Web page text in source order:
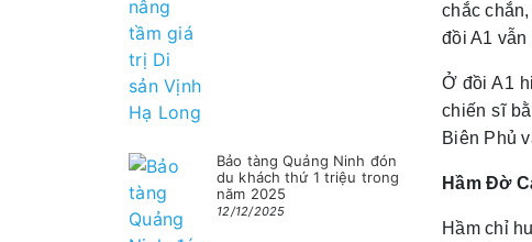
Bảo tàng Quảng Ninh đón
du khách thứ 1 triệu trong
năm 2025
12/12/2025
chắc
đồi A1
Ở đồi A1
chiến sĩ
Biên Phủ
Hầm Đờ
Hầm chỉ